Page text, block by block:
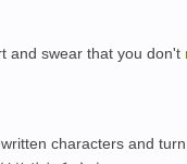
and swear that you don't
characters and turn